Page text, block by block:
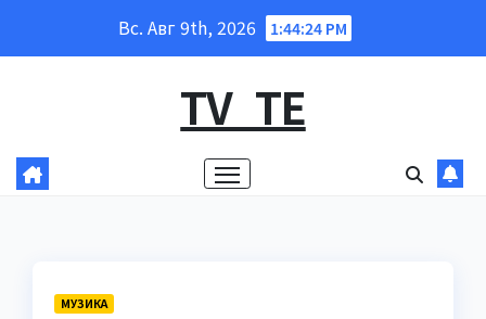
Вс. Авг 9th, 2026 1:44:25 PM
TV_TE
МУЗИКА